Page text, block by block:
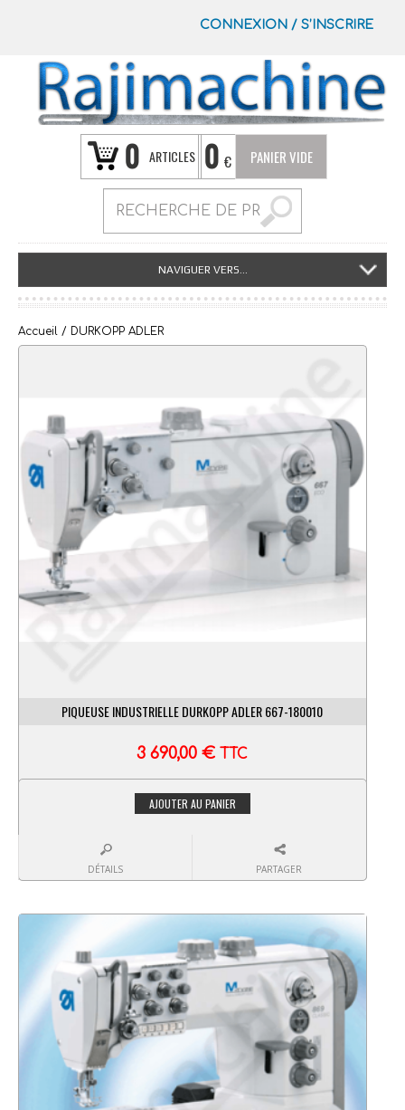
CONNEXION / S’INSCRIRE
0 ARTICLES 0 € PANIER VIDE
NAVIGUER VERS...
Accueil / DURKOPP ADLER
PIQUEUSE INDUSTRIELLE DURKOPP ADLER 667-180010
3 690,00€ TTC
AJOUTER AU PANIER
DÉTAILS PARTAGER